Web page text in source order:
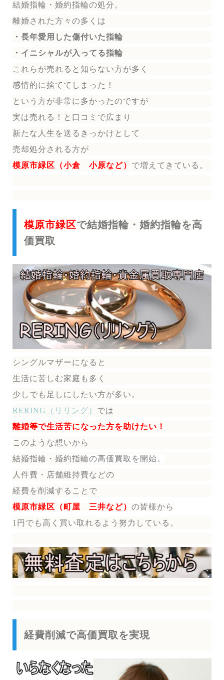
結婚指輪 ・婚約指輪の処分。
離婚された方々の多くは
・長年愛用した傷付いた指輪
・イニシャルが入ってる指輪
これらが売れると知らない方が多く
感情的に捨ててしまった！
という方が非常に多かったのですが
実は売れる！と口コミで広まり
新たな人生を送る きっかけとして
売却処分される方が
模原市緑区（小倉 小原など） で増えてきている。
模原市緑区で結婚指輪・婚約指輪を高
価買取
シングルマザーになると
生活に苦しむ家庭も多く
少しでも足しにしたい方が多い。
RERING（リリング） では
離婚等で生活苦になった方を助けたい！
このような想いから
結婚指輪・婚約指輪の高価買取を開始。
人件費・店舗維持費などの
経費を削減することで
模原市緑区（町屋 三井など） の皆様から
1円でも高く買い取れるよう努力している。
経費削減で高価買取を実現